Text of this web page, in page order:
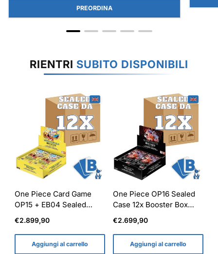
PREORDINA
RIENTRI SUBITO DISPONIBILI
One Piece Card Game
OP15 + EB04 Sealed
Prezzo
€2.899,90
Aggiungi al carrello
One Piece OP16 Sealed
Case 12x Booster Box
Prezzo
€2.699,90
Aggiungi al carrello